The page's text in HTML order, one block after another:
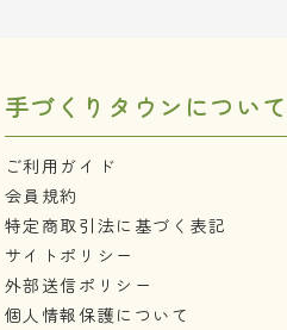
手づくりタウンについて
ご利用ガイド
会員規約
特定商取引法に基づく表記
サイトポリシー
外部送信ポリシー
個人情報保護について